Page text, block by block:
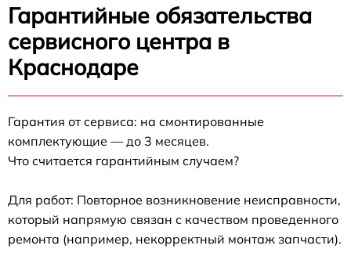
Гарантийные обязательства
сервисного центра в
Краснодаре
Гарантия от сервиса: на смонтированные
комплектующие — до 3 месяцев.
Что считается гарантийным случаем?
Для работ: Повторное возникновение неисправности,
который напрямую связан с качеством проведенного
ремонта (например, некорректный монтаж запчасти).